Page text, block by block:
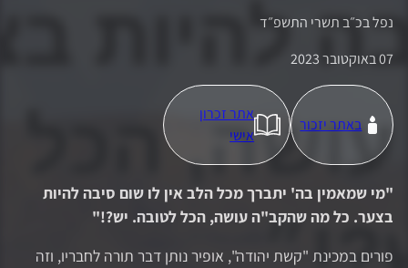
נפל בכ״ב תשרי התשפ״ד
07 באוקטובר 2023
באתר יזכור
אתר זכרון
אישי
"מי שמאמין בה' יתברך מכל הלב אין לו שום סיבה להיות
בצער. כל מה שהקב"ה עושה, הכל לטובה. יש?!"
פורים במכינת "קשת יהודה", אופיר נותן דבר תורה לחבריו, וזה